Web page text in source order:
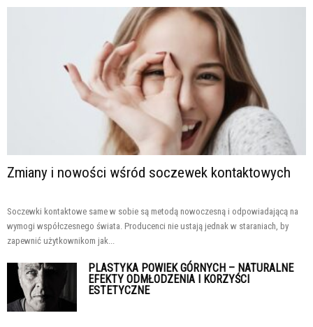
Zmiany i nowości wśród soczewek kontaktowych
Soczewki kontaktowe same w sobie są metodą nowoczesną i odpowiadającą na
wymogi współczesnego świata. Producenci nie ustają jednak w staraniach, by
zapewnić użytkownikom jak...
PLASTYKA POWIEK GÓRNYCH – NATURALNE
EFEKTY ODMŁODZENIA I KORZYŚCI
ESTETYCZNE